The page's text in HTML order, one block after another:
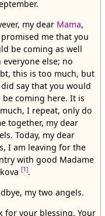
my dear Mama,
me that you
be coming as well
everyone else; no
this is too much, but
say that you would
be coming here. It is
I repeat, only do
together, my dear
Today, my dear
I am leaving for the
with good Madame
[1].
my two angels.
for your blessing. Your